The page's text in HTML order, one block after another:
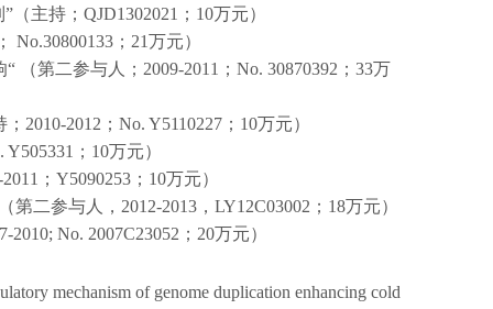
” （主持； QJD1302021 ； 10万元）
No.30800133 ； 21万元）
“ （第二参与人； 2009-2011 ； No. 30870392 ； 33万
2010-2012 ； No. Y5110227 ； 10万元）
Y505331 ； 10万元）
； Y5090253 ； 10万元）
第二参与人， 2012-2013 ， LY12C03002 ； 18万元）
2010; No. 2007C23052 ； 20万元）
mechanism of genome duplication enhancing cold